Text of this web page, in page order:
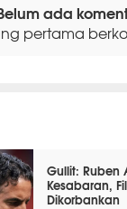
ada
pertama
Gullit: Ruben
Kesabaran,
Dikorbankan